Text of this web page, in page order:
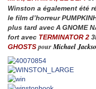
Winston a également été
le film d’horreur
plus tard avec A GNOME
fort avec TERMINATOR 2
GHOSTS pourMichael